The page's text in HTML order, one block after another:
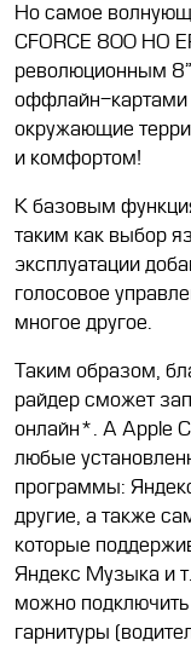
Но самое
CFORCE 800 HO
революционным
оффлайн-картами
окружающие
и комфортом!
К базовым
таким как выбор
эксплуатации
голосовое
многое другое.
Таким образом,
райдер cможет
онлайн*. А Apple
любые
программы:
другие, а также
которые
Яндекс Музыка и
можно подключить
гарнитуры